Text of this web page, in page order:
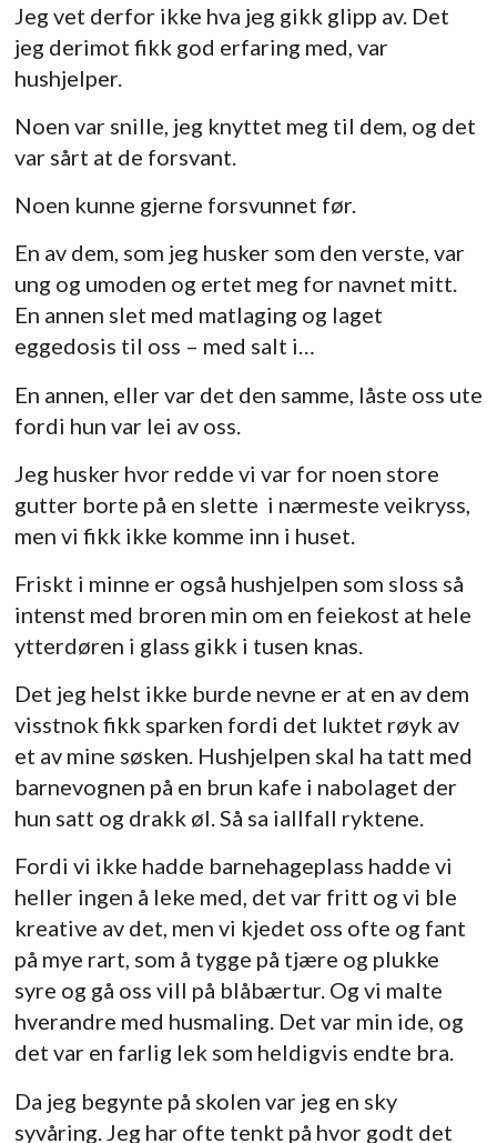
Jeg vet derfor ikke hva jeg gikk glipp av. Det
jeg derimot fikk god erfaring med, var
hushjelper.
Noen var snille, jeg knyttet meg til dem, og det
var sårt at de forsvant.
Noen kunne gjerne forsvunnet før.
En av dem, som jeg husker som den verste, var
ung og umoden og ertet meg for navnet mitt.
En annen slet med matlaging og laget
eggedosis til oss – med salt i…
En annen, eller var det den samme, låste oss ute
fordi hun var lei av oss.
Jeg husker hvor redde vi var for noen store
gutter borte på en slette i nærmeste veikryss,
men vi fikk ikke komme inn i huset.
Friskt i minne er også hushjelpen som sloss så
intenst med broren min om en feiekost at hele
ytterdøren i glass gikk i tusen knas.
Det jeg helst ikke burde nevne er at en av dem
visstnok fikk sparken fordi det luktet røyk av
et av mine søsken. Hushjelpen skal ha tatt med
barnevognen på en brun kafe i nabolaget der
hun satt og drakk øl. Så sa iallfall ryktene.
Fordi vi ikke hadde barnehageplass hadde vi
heller ingen å leke med, det var fritt og vi ble
kreative av det, men vi kjedet oss ofte og fant
på mye rart, som å tygge på tjære og plukke
syre og gå oss vill på blåbærtur. Og vi malte
hverandre med husmaling. Det var min ide, og
det var en farlig lek som heldigvis endte bra.
Da jeg begynte på skolen var jeg en sky
syvåring. Jeg har ofte tenkt på hvor godt det